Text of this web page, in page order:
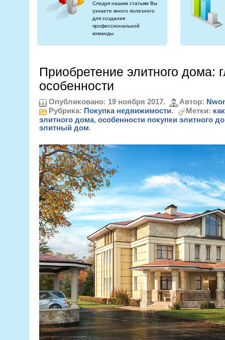
Следуя нашим статьям Вы
узнаете много полезного
для создания
профессиональной
команды
Приобретение элитного дома:
особенности
Опубликовано: 19 ноября 2017. Автор:
Рубрика: Покупка недвижимости. Метки:
элитного дома, особенности покупки элитного
элитный дом.